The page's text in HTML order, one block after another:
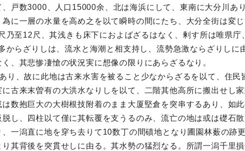
戸数3000、人口15000余、北は海浜にして、東南に大分川あ
に一層の水量を高め之を以て瞬時の間にたち、大分全街は変
至12尺、其浅きも床下におよばざるはなく、剰す所は唯県庁
らざりしは、流水と海潮と相支持し、流勢急激ならざりしに
、其悲惨凄愴の状況実に想像の限りにあらざるなり。
、故に此地は古来水害を被ること少なからざるを以て、住民
古来末曽有の大洪水なりしを以て、二階其他高所に搬出せし
数抱巨大の大樹根技附着のまま大厦堅倉を突串するあり、如
し、四柱以て僅に其転覆を支うるのみ、流亡の地は或は礎石
一潟直に地を穿ち去りて10数丁の間磧地となり圃園林薮の跡
其背後を突貫せしに由る。其水勢の猛烈なる。所謂一潟千里